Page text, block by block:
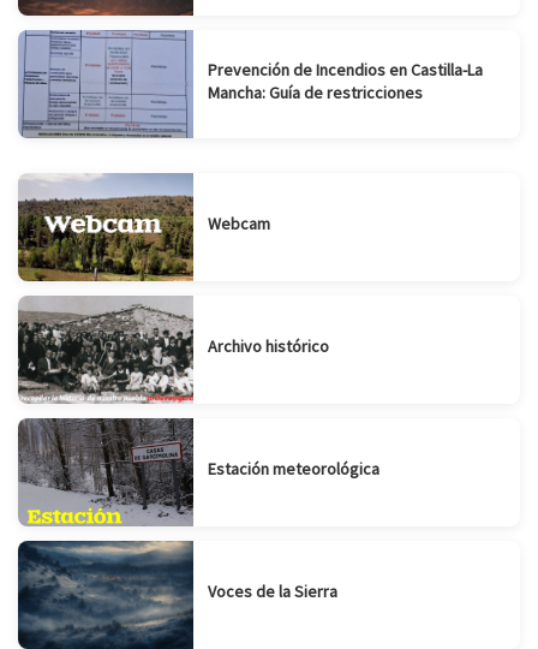
Prevención de Incendios en Castilla-La
Mancha: Guía de restricciones
Webcam
Archivo histórico
Estación meteorológica
Voces de la Sierra